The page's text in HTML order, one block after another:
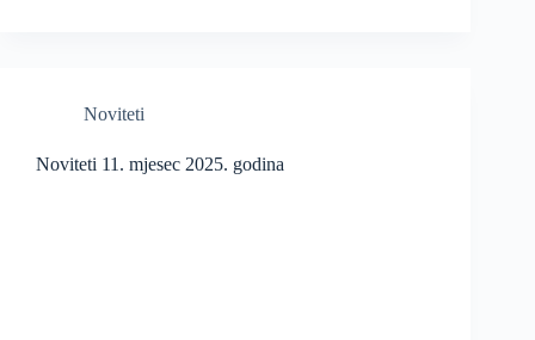
Noviteti
Noviteti 11. mjesec 2025. godina